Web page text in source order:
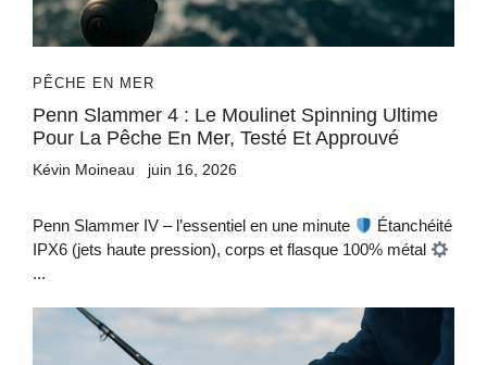
PÊCHE EN MER
Penn Slammer 4 : Le Moulinet Spinning Ultime
Pour La Pêche En Mer, Testé Et Approuvé
Kévin Moineau juin 16, 2026
Penn Slammer IV – l’essentiel en une minute
Étanchéité
IPX6 (jets haute pression), corps et flasque 100% métal
...